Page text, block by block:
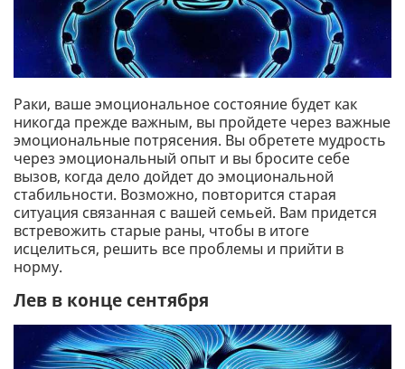
Раки, ваше эмоциональное состояние будет как
никогда прежде важным, вы пройдете через важные
эмоциональные потрясения. Вы обретете мудрость
через эмоциональный опыт и вы бросите себе
вызов, когда дело дойдет до эмоциональной
стабильности. Возможно, повторится старая
ситуация связанная с вашей семьей. Вам придется
встревожить старые раны, чтобы в итоге
исцелиться, решить все проблемы и прийти в
норму.
Лев в конце сентября